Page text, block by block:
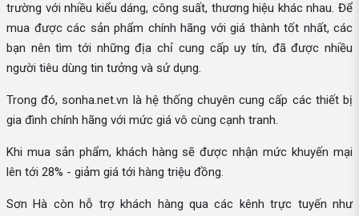
trường với nhiều kiểu dáng, công suất, thương hiệu khác nhau. Để
mua được các sản phẩm chính hãng với giá thành tốt nhất, các
bạn nên tìm tới những địa chỉ cung cấp uy tín, đã được nhiều
người tiêu dùng tin tưởng và sử dụng.
Trong đó, sonha.net.vn là hệ thống chuyên cung cấp các thiết bị
gia đình chính hãng với mức giá vô cùng cạnh tranh.
Khi mua sản phẩm, khách hàng sẽ được nhận mức khuyến mại
lên tới 28% - giảm giá tới hàng triệu đồng.
Sơn Hà còn hỗ trợ khách hàng qua các kênh trực tuyến như